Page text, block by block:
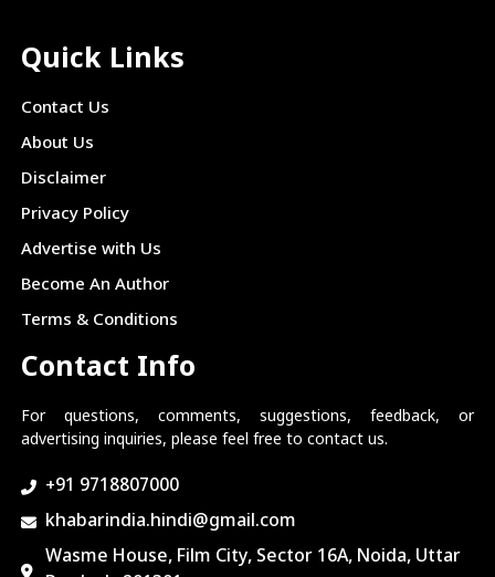
Quick Links
Contact Us
About Us
Disclaimer
Privacy Policy
Advertise with Us
Become An Author
Terms & Conditions
Contact Info
For questions, comments, suggestions, feedback, or
advertising inquiries, please feel free to contact us.
+91 9718807000
khabarindia.hindi@gmail.com
Wasme House, Film City, Sector 16A, Noida, Uttar